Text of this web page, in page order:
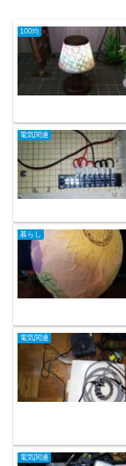
100均
電気関連
暮らし
電気関連
電気関連